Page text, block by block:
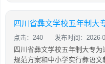
点击：240 发布时间：2026-
四川省彝文学校五年制大专
规范方案和中小学实行彝语